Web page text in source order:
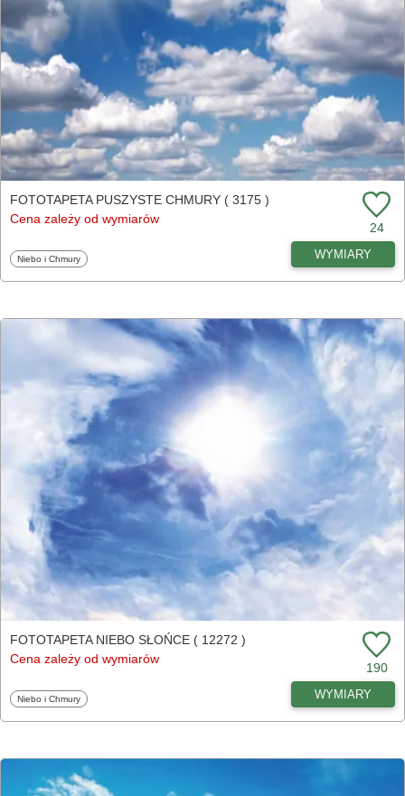
FOTOTAPETA PUSZYSTE CHMURY ( 3175 )
Cena zależy od wymiarów
24
Fototapety
Niebo i Chmury WYMIARY
FOTOTAPETA NIEBO SŁOŃCE ( 12272 )
Cena zależy od wymiarów
190
Fototapety
Niebo i Chmury WYMIARY